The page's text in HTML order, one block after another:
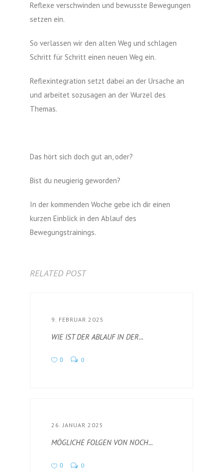
Reflexe verschwinden und bewusste Bewegungen
setzen ein.
So verlassen wir den alten Weg und schlagen
Schritt für Schritt einen neuen Weg ein.
Reflexintegration setzt dabei an der Ursache an
und arbeitet sozusagen an der Wurzel des
Themas.
Das hört sich doch gut an, oder?
Bist du neugierig geworden?
In der kommenden Woche gebe ich dir einen
kurzen Einblick in den Ablauf des
Bewegungstrainings.
RELATED POST
9. FEBRUAR 2025
WIE IST DER ABLAUF IN DER...
0 0
26. JANUAR 2025
MÖGLICHE FOLGEN VON NOCH...
0 0